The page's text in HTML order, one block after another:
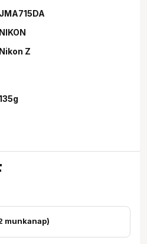
JMA715DA
NIKON
Nikon Z
munkanap)